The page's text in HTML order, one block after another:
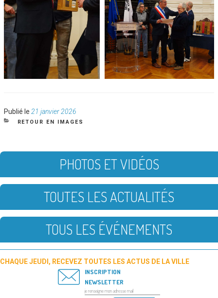
Publié le Publié
le
21 janvier 2026
CATÉGORIES
RETOUR EN IMAGES
PHOTOS ET VIDÉOS
TOUTES LES ACTUALITÉS
TOUS LES ÉVÉNEMENTS
CHAQUE JEUDI, RECEVEZ TOUTES LES ACTUS DE LA VILLE
INSCRIPTION
NEWSLETTER